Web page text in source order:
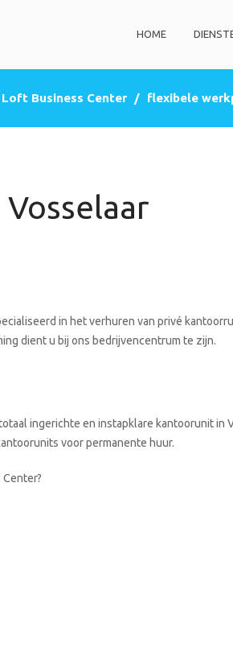
HOME
Loft Business Center / flexibele
in het verhuren van privé
dient u bij ons bedrijvencentrum te zijn.
ingerichte en instapklare kantoorunit in
voor permanente huur.